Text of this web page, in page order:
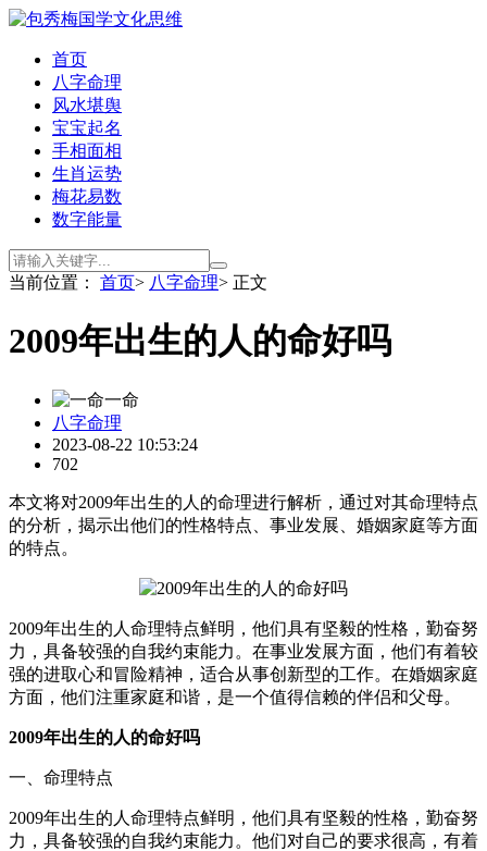
首页
八字命理
风水堪舆
宝宝起名
手相面相
生肖运势
梅花易数
数字能量
当前位置： 首页> 八字命理> 正文
2009年出生的人的命好吗
一命
八字命理
2023-08-22 10:53:24
702
本文将对2009年出生的人的命理进行解析，通过对其命理特点
的分析，揭示出他们的性格特点、事业发展、婚姻家庭等方面
的特点。
2009年出生的人命理特点鲜明，他们具有坚毅的性格，勤奋努
力，具备较强的自我约束能力。在事业发展方面，他们有着较
强的进取心和冒险精神，适合从事创新型的工作。在婚姻家庭
方面，他们注重家庭和谐，是一个值得信赖的伴侣和父母。
2009年出生的人的命好吗
一、命理特点
2009年出生的人命理特点鲜明，他们具有坚毅的性格，勤奋努
力，具备较强的自我约束能力。他们对自己的要求很高，有着